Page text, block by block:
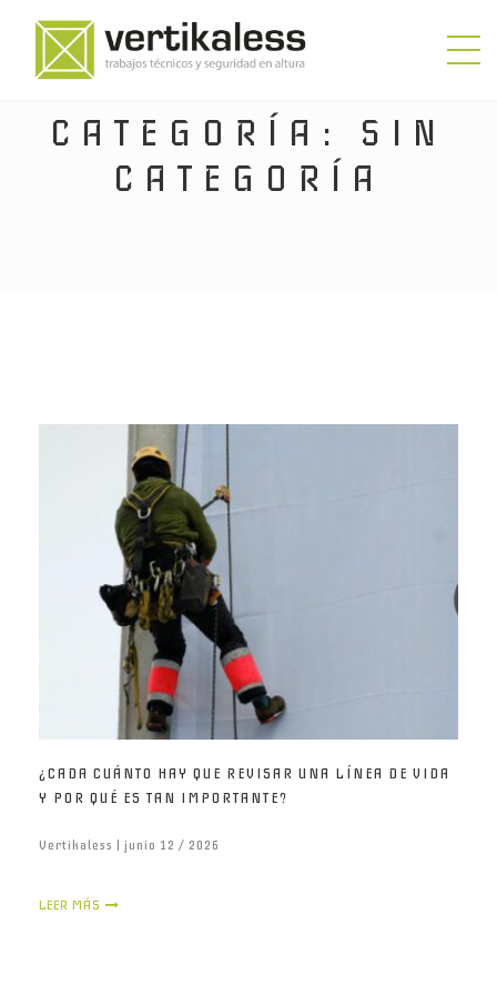
CATEGORÍA: SIN
CATEGORÍA
¿CADA CUÁNTO HAY QUE REVISAR UNA LÍNEA DE VIDA
Y POR QUÉ ES TAN IMPORTANTE?
Vertikaless | junio 12 / 2026
LEER MÁS